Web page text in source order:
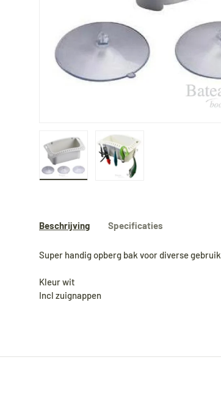
Beschrijving Specificaties
Super handig opberg bak voor diverse gebruik
Kleur wit
Incl zuignappen